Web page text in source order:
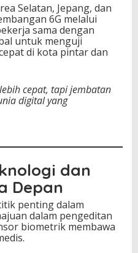
Selatan, Jepang, dan
6G melalui
sama dengan
untuk menguji
di kota pintar dan
cepat, tapi jembatan
digital yang
dan
Depan
penting dalam
dalam pengeditan
biometrik membawa